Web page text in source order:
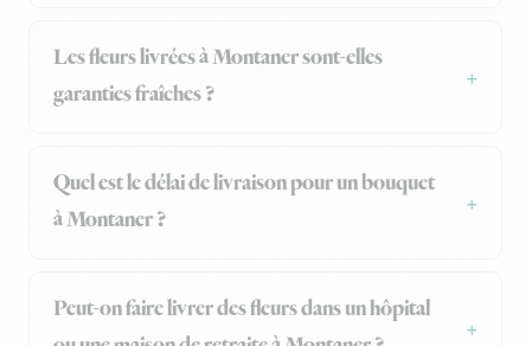
Les fleurs livrées à Montaner sont-elles
garanties fraîches ?
Quel est le délai de livraison pour un bouquet
à Montaner ?
Peut-on faire livrer des fleurs dans un hôpital